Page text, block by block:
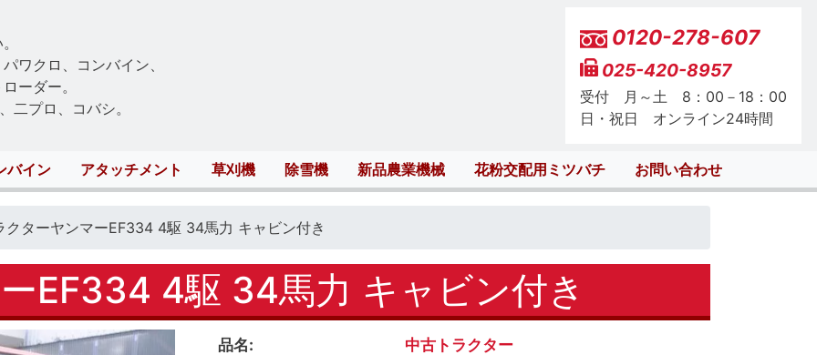
ワクロ、コンバイン、
ーダー。
二プロ、コバシ。
0120-278-607
025-420-8957
受付 月～土 8：00－18：00
日・祝日 オンライン24時間
バイン アタッチメント 草刈機 除雪機 新品農業機械 花粉交配用ミツバチ お問い合わせ
クターヤンマーEF334 4駆 34馬力 キャビン付き
EF334 4駆 34馬力 キャビン付き
品名
中古トラクター